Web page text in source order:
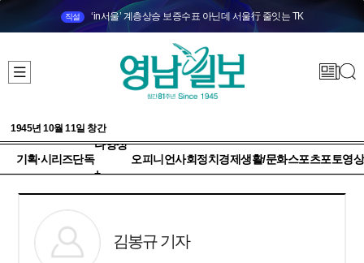
직설 ‘in서울’ 계층상승 보증수표 아닌데 서울行 줄잇는 TK
1945년 10월 11일 창간
기획·시리즈단독
다양성
+
오피니언사회정치 경제생활/문화스포츠포토영상
김봉규 기자